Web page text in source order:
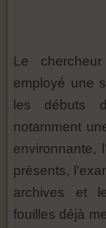
Le
employé une
les débuts
notamment
environnante,
présents,
archives et
fouilles déjà